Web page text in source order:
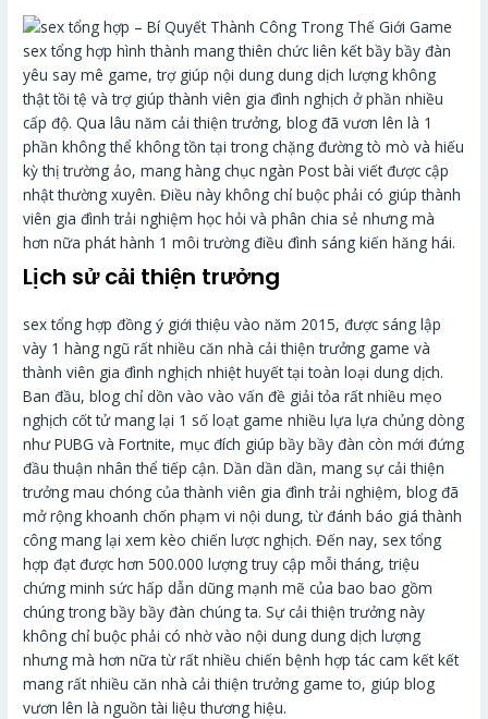
sex tổng hợp hình thành mang thiên chức liên kết bầy bầy đàn
yêu say mê game, trợ giúp nội dung dung dịch lượng không
thật tồi tệ và trợ giúp thành viên gia đình nghịch ở phần nhiều
cấp độ. Qua lâu năm cải thiện trưởng, blog đã vươn lên là 1
phần không thể không tồn tại trong chặng đường tò mò và hiếu
kỳ thị trường ảo, mang hàng chục ngàn Post bài viết được cập
nhật thường xuyên. Điều này không chỉ buộc phải có giúp thành
viên gia đình trải nghiệm học hỏi và phân chia sẻ nhưng mà
hơn nữa phát hành 1 môi trường điều đình sáng kiến hăng hái.
Lịch sử cải thiện trưởng
sex tổng hợp đồng ý giới thiệu vào năm 2015, được sáng lập
vày 1 hàng ngũ rất nhiều căn nhà cải thiện trưởng game và
thành viên gia đình nghịch nhiệt huyết tại toàn loại dung dịch.
Ban đầu, blog chỉ dồn vào vào vấn đề giải tỏa rất nhiều mẹo
nghịch cốt tử mang lại 1 số loạt game nhiều lựa lựa chủng dòng
như PUBG và Fortnite, mục đích giúp bầy bầy đàn còn mới đứng
đầu thuận nhân thể tiếp cận. Dần dần dần, mang sự cải thiện
trưởng mau chóng của thành viên gia đình trải nghiệm, blog đã
mở rộng khoanh chốn phạm vi nội dung, từ đánh báo giá thành
công mang lại xem kèo chiến lược nghịch. Đến nay, sex tổng
hợp đạt được hơn 500.000 lượng truy cập mỗi tháng, triệu
chứng minh sức hấp dẫn dũng mạnh mẽ của bao bao gồm
chúng trong bầy bầy đàn chúng ta. Sự cải thiện trưởng này
không chỉ buộc phải có nhờ vào nội dung dung dịch lượng
nhưng mà hơn nữa từ rất nhiều chiến bệnh hợp tác cam kết kết
mang rất nhiều căn nhà cải thiện trưởng game to, giúp blog
vươn lên là nguồn tài liệu thương hiệu.